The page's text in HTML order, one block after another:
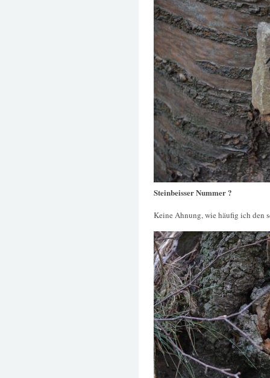
Steinbeisser Nummer ?
Keine Ahnung, wie häufig ich den